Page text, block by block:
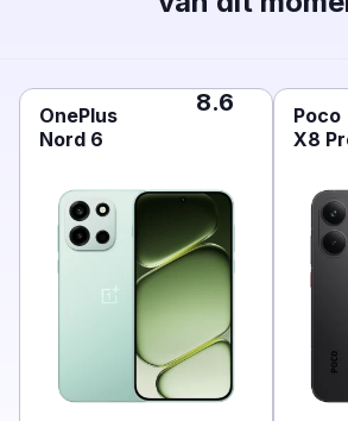
OnePlus
Nord 6
8.6
Poco
X8